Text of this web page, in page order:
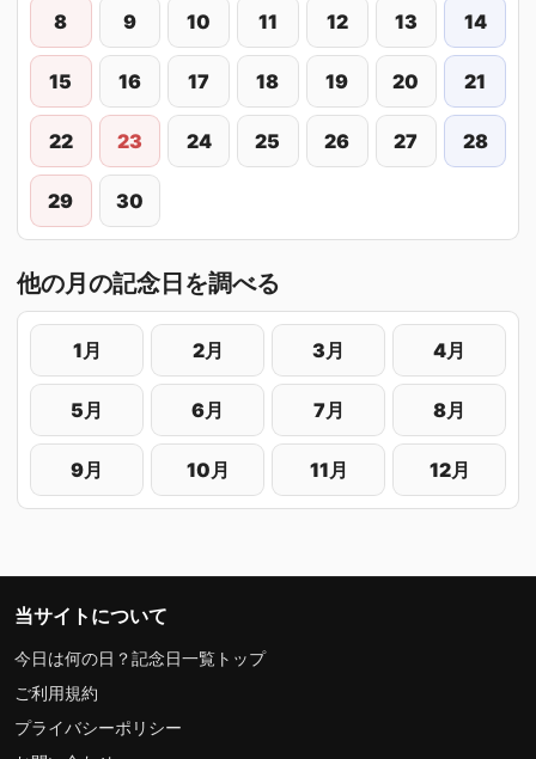
8 9 10 11 12 13 14
15 16 17 18 19 20 21
22 23 24 25 26 27 28
29 30
他の月の記念日を調べる
1月 2月 3月 4月
5月 6月 7月 8月
9月 10月 11月 12月
当サイトについて
今日は何の日？記念日一覧トップ
ご利用規約
プライバシーポリシー